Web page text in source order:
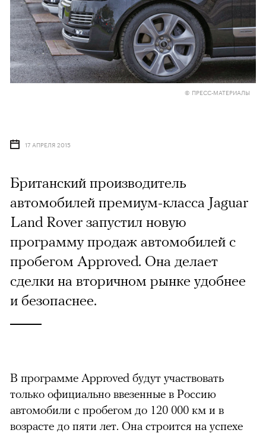
© ПРЕСС-МАТЕРИАЛЫ
17 АПРЕЛЯ 2015
Британский производитель
автомобилей премиум-класса Jaguar
Land Rover запустил новую
программу продаж автомобилей с
пробегом Approved. Она делает
сделки на вторичном рынке удобнее
и безопаснее.
В программе Approved будут участвовать
только официально ввезенные в Россию
автомобили с пробегом до 120 000 км и в
возрасте до пяти лет. Она строится на успехе